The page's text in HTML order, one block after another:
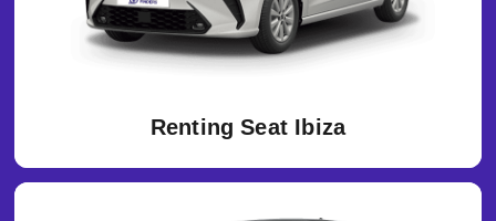
Renting Seat Ibiza